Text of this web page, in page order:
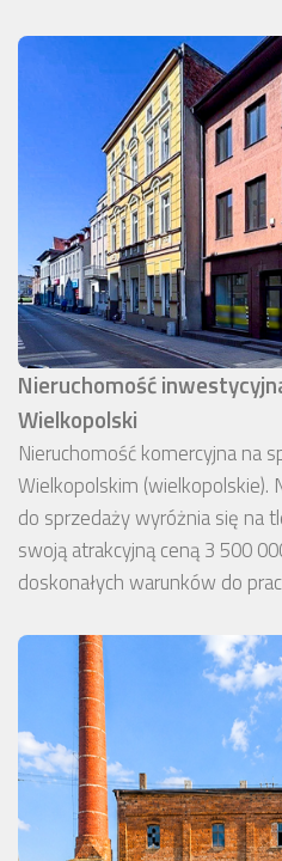
Nieruchomość
Wielkopolski
Nieruchomość komercyjna na
Wielkopolskim (wielkopolskie).
do sprzedaży wyróżnia się na
swoją atrakcyjną ceną 3 500
doskonałych warunków do